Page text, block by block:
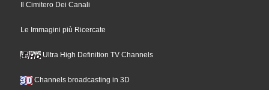
Il Cimitero Dei Canali
Le Immagini più Ricercate
Ultra High Definition TV Channels
Channels broadcasting in 3D